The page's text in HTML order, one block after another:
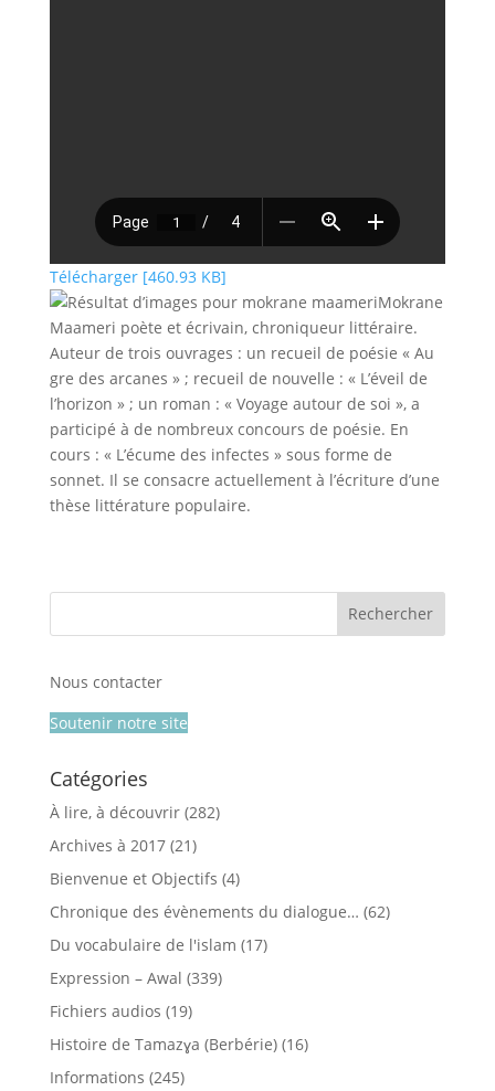
Télécharger [460.93 KB]
Mokrane
Maameri poète et écrivain, chroniqueur littéraire.
Auteur de trois ouvrages : un recueil de poésie « Au
gre des arcanes » ; recueil de nouvelle : « L’éveil de
l’horizon » ; un roman : « Voyage autour de soi », a
participé à de nombreux concours de poésie. En
cours : « L’écume des infectes » sous forme de
sonnet. Il se consacre actuellement à l’écriture d’une
thèse littérature populaire.
Nous contacter
Soutenir notre site
Catégories
À lire, à découvrir(282)
Archives à 2017(21)
Bienvenue et Objectifs (4)
Chronique des évènements du dialogue… (62)
Du vocabulaire de l'islam (17)
Expression – Awal (339)
Fichiers audios (19)
Histoire de Tamazɣa (Berbérie)(16)
Informations (245)